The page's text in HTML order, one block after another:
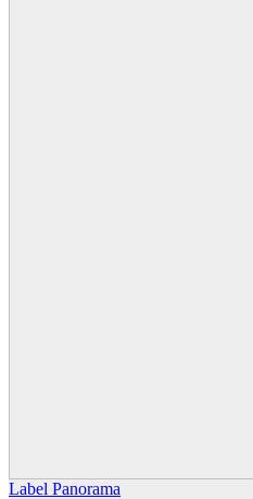
Label Panorama